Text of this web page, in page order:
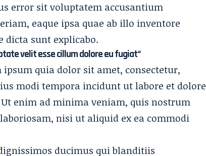
error sit voluptatem accusantium
eaque ipsa quae ab illo inventore
dicta sunt explicabo.
velit esse cillum dolore eu fugiat“
quia dolor sit amet, consectetur,
modi tempora incidunt ut labore et dolore
enim ad minima veniam, quis nostrum
nisi ut aliquid ex ea commodi
ducimus qui blanditiis